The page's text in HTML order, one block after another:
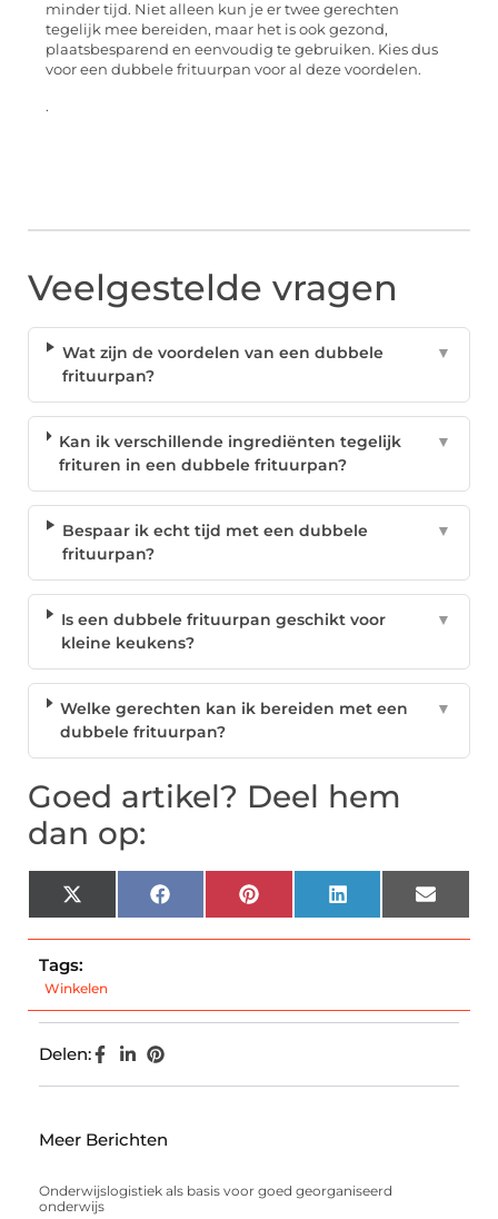
minder tijd. Niet alleen kun je er twee gerechten
tegelijk mee bereiden, maar het is ook gezond,
plaatsbesparend en eenvoudig te gebruiken. Kies dus
voor een dubbele frituurpan voor al deze voordelen.
.
Veelgestelde vragen
Wat zijn de voordelen van een dubbele
frituurpan?
▼
Kan ik verschillende ingrediënten tegelijk
frituren in een dubbele frituurpan?
▼
Bespaar ik echt tijd met een dubbele
frituurpan?
▼
Is een dubbele frituurpan geschikt voor
kleine keukens?
▼
Welke gerechten kan ik bereiden met een
dubbele frituurpan?
▼
Goed artikel? Deel hem
dan op:
X
(Twitter)
Facebook Pinterest LinkedIn Email
Tags:
Winkelen
Delen:
Meer Berichten
Onderwijslogistiek als basis voor goed georganiseerd
onderwijs